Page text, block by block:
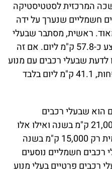
פרסמה הלשכה המרכזית לסטטיסטיקה
חשמליים שנערך על ידה
ראשית, מסתבר שבעלי
רכבים חשמליים נוסעים בממוצע כ-57.8 ק"מ ליום. אם זה
שבעלי רכבים עם מנוע
בעירה פנימית נוסעים אפילו פחות, 41.1 ק"מ ליום בלבד
הוא שבעלי רכבים
חשמליים נוסעים בממוצע כ-21,000 ק"מ בשנה ואילו אלו
בעלי רכב עם מנוע בעירה פנימית רק 15,000 ק"מ בשנה
רכבים חשמליים נוסעים
מאשר בעלי רכבים פרטיים בעלי מנוע